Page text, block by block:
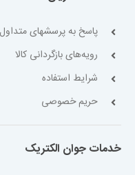
پاسخ به پرسشهای متداول
رویه‌های بازگردانی کالا
شرایط استفاده
حریم خصوصی
خدمات جوان الکتریک